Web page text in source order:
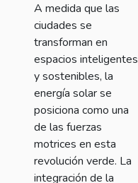
A medida que las
ciudades se
transforman en
espacios inteligentes
y sostenibles, la
energía solar se
posiciona como una
de las fuerzas
motrices en esta
revolución verde. La
integración de la